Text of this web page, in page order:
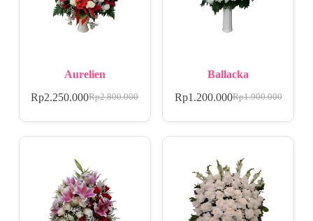
Aurelien
Rp2.800.000
Rp2.250.000
Ballacka
Rp1.900.000
Rp1.200.000